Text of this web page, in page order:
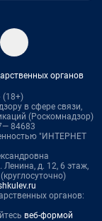
органов
(18+)
в сфере связи,
(Роскомнадзор)
84683
"ИНТЕРНЕТ
Ленина, д. 12, 6 этаж,
органов:
веб-формой